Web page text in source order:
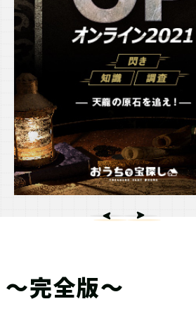
完全版～